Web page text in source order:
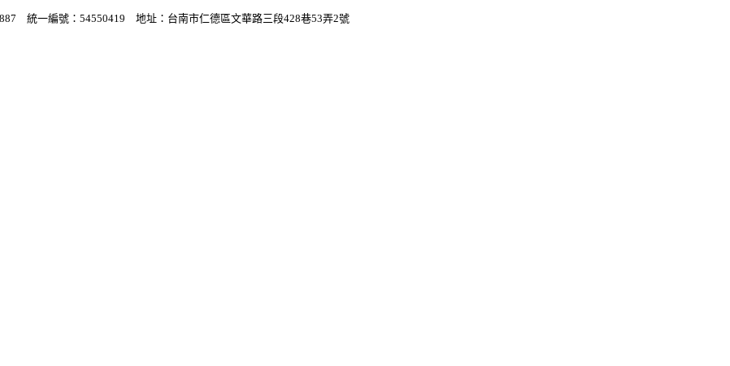
統一編號：54550419 地址：台南市仁德區文華路三段428巷53弄2號